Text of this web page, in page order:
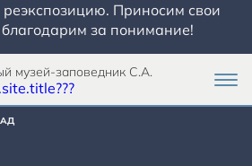
Приносим свои
за понимание!
музей-заповедник С.А.